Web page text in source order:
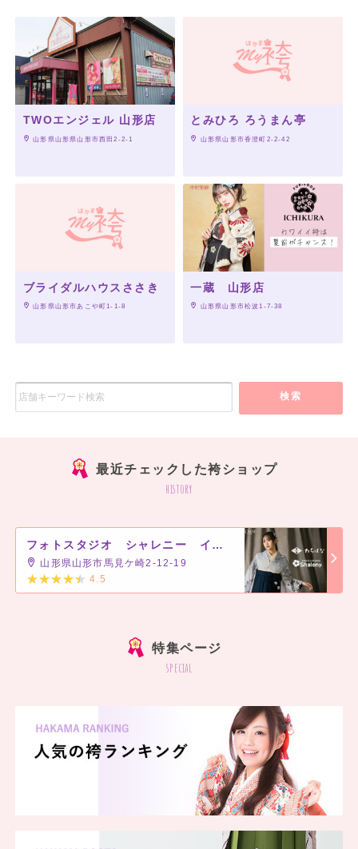
当店はイオン山形北店2Fにございます。手軽に卒業式の準備をした
い方や、いろんな袴を着てみたい方、卒業式は袴じゃないけど写真は
残したい方は当店をご利用ください！各色袴、小振袖各種どちらも揃
えてお待ちしております。ぜひお立ち寄りください。
TWOエンジェル 山形店
山形県山形県山形市西田2-2-1
とみひろ ろうまん亭
山形県山形市香澄町2-2-42
ブライダルハウスささき
山形県山形市あこや町1-1-8
一蔵 山形店
山形県山形市松波1-7-38
検索
最近チェックした袴ショップ
history
フォトスタジオ シャレニー イオン山形北店
山形県山形市馬見ケ崎2-12-19
4.5
特集ページ
special